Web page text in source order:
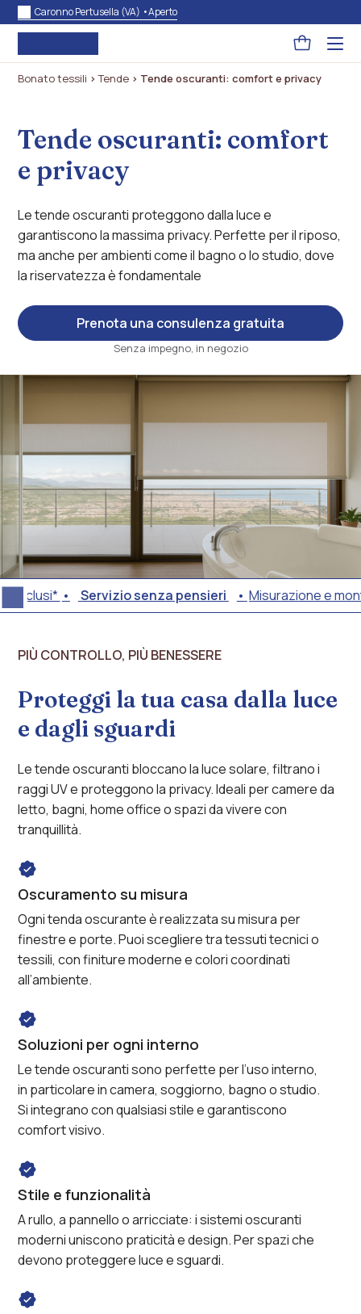
Caronno Pertusella (VA) •Aperto
Pagina
carrello
Bonato tessili >Tende > Tende oscuranti: comfort e privacy
Tende oscuranti: comfort
e privacy
Le tende oscuranti proteggono dalla luce e
garantiscono la massima privacy. Perfette per il riposo,
ma anche per ambienti come il bagno o lo studio, dove
la riservatezza è fondamentale
Prenota una consulenza gratuita
Senza impegno, in negozio
Servizio senza pensieri
Misurazione e
montaggio
Servizio
senza
pensieri
PIÙ CONTROLLO, PIÙ BENESSERE
Proteggi la tua casa dalla luce
e dagli sguardi
Le tende oscuranti bloccano la luce solare, filtrano i
raggi UV e proteggono la privacy. Ideali per camere da
letto, bagni, home office o spazi da vivere con
tranquillità.
Oscuramento su misura
Ogni tenda oscurante è realizzata su misura per
finestre e porte. Puoi scegliere tra tessuti tecnici o
tessili, con finiture moderne e colori coordinati
all’ambiente.
Soluzioni per ogni interno
Le tende oscuranti sono perfette per l’uso interno,
in particolare in camera, soggiorno, bagno o studio.
Si integrano con qualsiasi stile e garantiscono
comfort visivo.
Stile e funzionalità
A rullo, a pannello o arricciate: i sistemi oscuranti
moderni uniscono praticità e design. Per spazi che
devono proteggere luce e sguardi.